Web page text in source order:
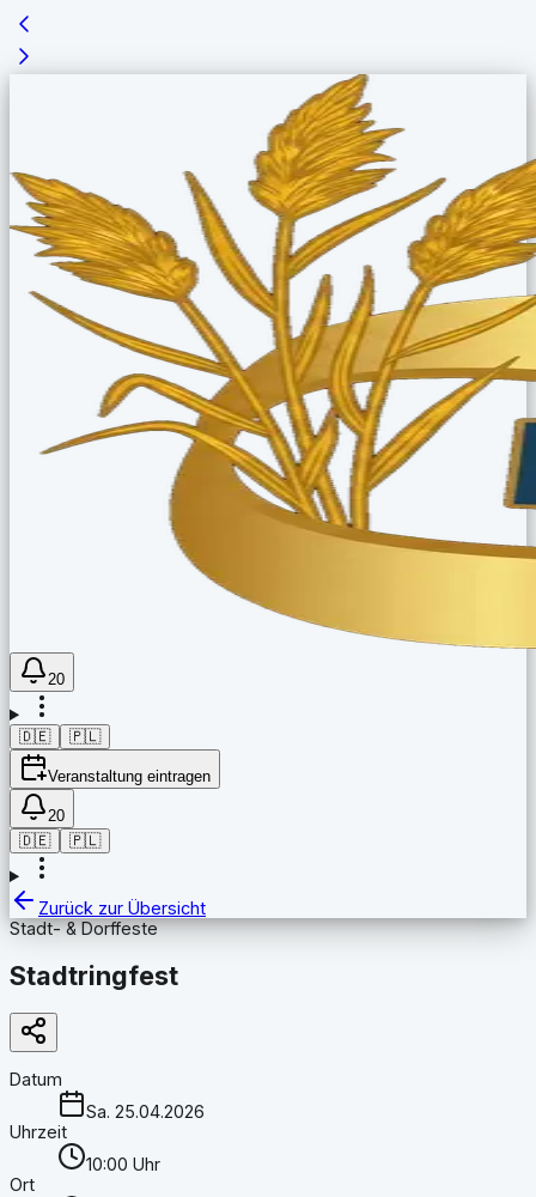
20
🇩🇪 🇵🇱
Veranstaltung eintragen
20
🇩🇪
🇵🇱
Zurück zur Übersicht
Stadt- & Dorffeste
Stadtringfest
Datum
Sa. 25.04.2026
Uhrzeit
10:00 Uhr
Ort